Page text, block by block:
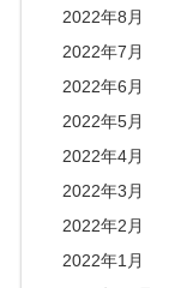
2022年8月
2022年7月
2022年6月
2022年5月
2022年4月
2022年3月
2022年2月
2022年1月